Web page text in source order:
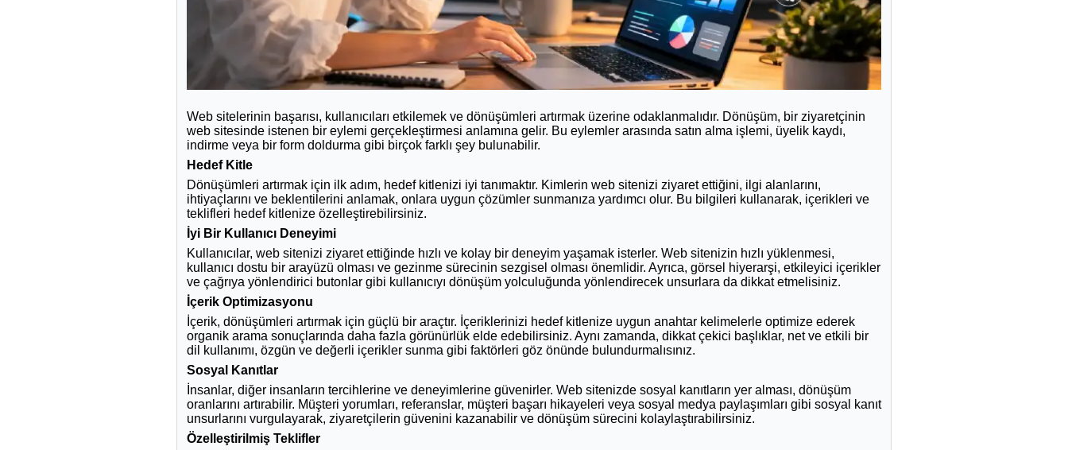
Web sitelerinin başarısı, kullanıcıları etkilemek ve dönüşümleri artırmak üzerine odaklanmalıdır. Dönüşüm, bir ziyaretçinin
web sitesinde istenen bir eylemi gerçekleştirmesi anlamına gelir. Bu eylemler arasında satın alma işlemi, üyelik kaydı,
indirme veya bir form doldurma gibi birçok farklı şey bulunabilir.
Hedef Kitle
Dönüşümleri artırmak için ilk adım, hedef kitlenizi iyi tanımaktır. Kimlerin web sitenizi ziyaret ettiğini, ilgi alanlarını,
ihtiyaçlarını ve beklentilerini anlamak, onlara uygun çözümler sunmanıza yardımcı olur. Bu bilgileri kullanarak, içerikleri ve
teklifleri hedef kitlenize özelleştirebilirsiniz.
İyi Bir Kullanıcı Deneyimi
Kullanıcılar, web sitenizi ziyaret ettiğinde hızlı ve kolay bir deneyim yaşamak isterler. Web sitenizin hızlı yüklenmesi,
kullanıcı dostu bir arayüzü olması ve gezinme sürecinin sezgisel olması önemlidir. Ayrıca, görsel hiyerarşi, etkileyici içerikler
ve çağrıya yönlendirici butonlar gibi kullanıcıyı dönüşüm yolculuğunda yönlendirecek unsurlara da dikkat etmelisiniz.
İçerik Optimizasyonu
İçerik, dönüşümleri artırmak için güçlü bir araçtır. İçeriklerinizi hedef kitlenize uygun anahtar kelimelerle optimize ederek
organik arama sonuçlarında daha fazla görünürlük elde edebilirsiniz. Aynı zamanda, dikkat çekici başlıklar, net ve etkili bir
dil kullanımı, özgün ve değerli içerikler sunma gibi faktörleri göz önünde bulundurmalısınız.
Sosyal Kanıtlar
İnsanlar, diğer insanların tercihlerine ve deneyimlerine güvenirler. Web sitenizde sosyal kanıtların yer alması, dönüşüm
oranlarını artırabilir. Müşteri yorumları, referanslar, müşteri başarı hikayeleri veya sosyal medya paylaşımları gibi sosyal kanıt
unsurlarını vurgulayarak, ziyaretçilerin güvenini kazanabilir ve dönüşüm sürecini kolaylaştırabilirsiniz.
Özelleştirilmiş Teklifler